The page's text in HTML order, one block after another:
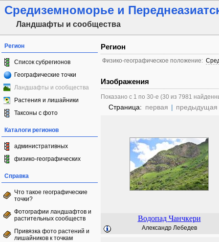
Средиземноморье и
Ландшафты и сообщества
Регион
Список субрегионов
Географические точки
Ландшафты и сообщества
Растения и лишайники
Таксоны с фото
Каталоги регионов
административных
физико-географических
Справка
Что такое географические
точки?
Фотографии ландшафтов и
растительных сообществ
Привязка фото растений и
лишайников к точкам
Регион
Физико-географическое положение:
Изображения
Показано с 1 по 30-е (30 из 7981
Страница: первая | предыдущая
Водопад Чанчкери
Александр Лебедев